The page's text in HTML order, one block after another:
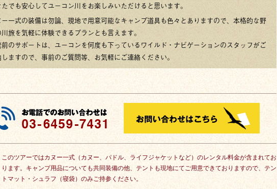
たでも安心してユーコン川をお楽しみいただけると思います。
ー一式の装備は勿論、現地で用意可能なキャンプ道具も色々とありますので、本格的な野
旅を気軽に体験できるプランとも言えます。
前のサポートは、ユーコンを何度も下っているワイルド・ナビゲーションのスタッフがご
ますので、事前のご質問等、お気軽にご連絡ください。
このツアーではカヌー一式（カヌー、パドル、ライフジャケットなど）のレンタル料金が含まれてお
ります。キャンプ用品についても共同装備の他、テントも現地にてご用意できておりますので、テン
トマット・シュラフ（寝袋）のみご持参ください。